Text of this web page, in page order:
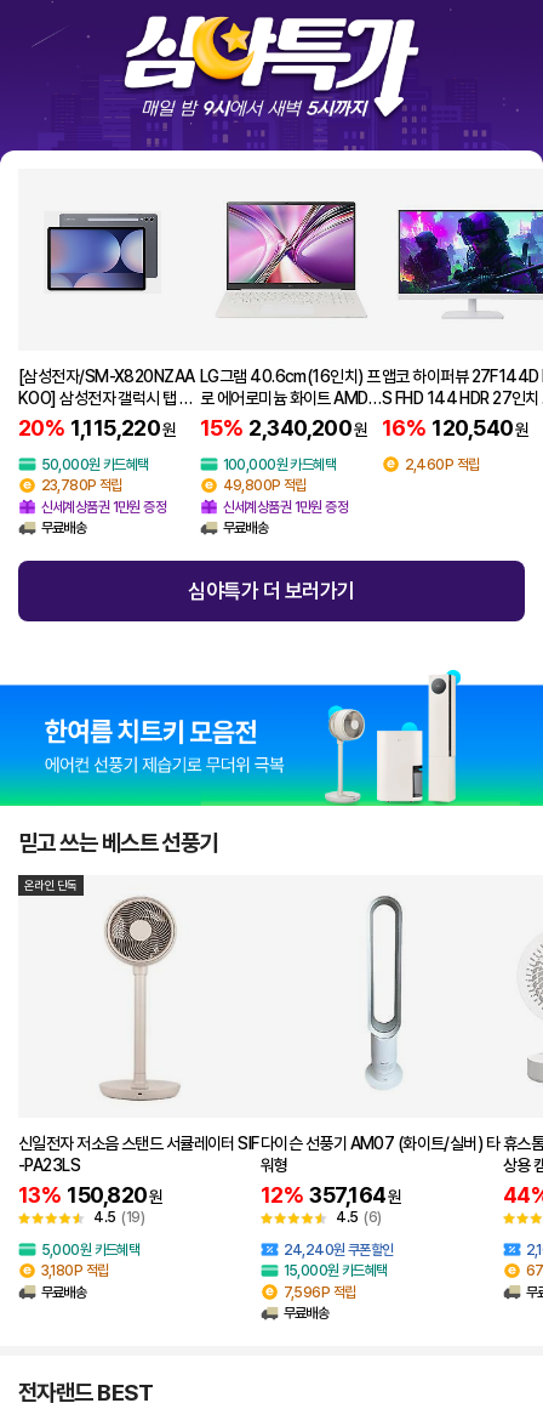
[삼성전자/SM-X820NZAA
KOO] 삼성전자 갤럭시 탭 S1
0 플러스 Wi-Fi 256GB 그레
이 SM-X820NZAAKOO
20% 1,115,220원
50,000원 카드혜택
23,780P 적립
신세계상품권 1만원 증정
무료배송
LG그램 40.6cm(16인치) 프
로 에어로미늄 화이트 AMD 1
6/512G 16Z95U-G.AS5M
K
15% 2,340,200원
100,000원 카드혜택
49,800P 적립
신세계상품권 1만원 증정
무료배송
앱코 하이퍼뷰 27F144D
S FHD 144 HDR 27인치
퓨터 모니터 무결점
16% 120,540원
2,460P 적립
심야특가 더 보러가기
믿고 쓰는 베스트 선풍기
온라인 단독
신일전자 저소음 스탠드 서큘레이터 SIF
-PA23LS
13% 150,820원
4.5 (19)
5,000원 카드혜택
3,180P 적립
무료배송
다이슨 선풍기 AM07 (화이트/실버) 타
워형
12% 357,164원
4.5 (6)
24,240원 쿠폰할인
15,000원 카드혜택
7,596P 적립
무료배송
휴스
상용
color
무
전자랜드 BEST